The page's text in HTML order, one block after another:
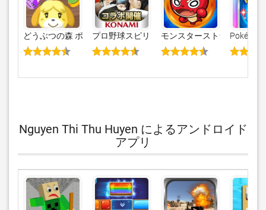
どうぶつの森 ポケットキャンプ
プロ野球スピリッツＡモンスターストライク
Nguyen Thi Thu Huyen によるアンドロイド
アプリ